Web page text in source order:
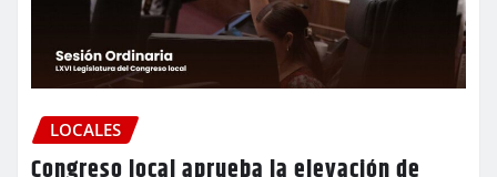
LOCALES